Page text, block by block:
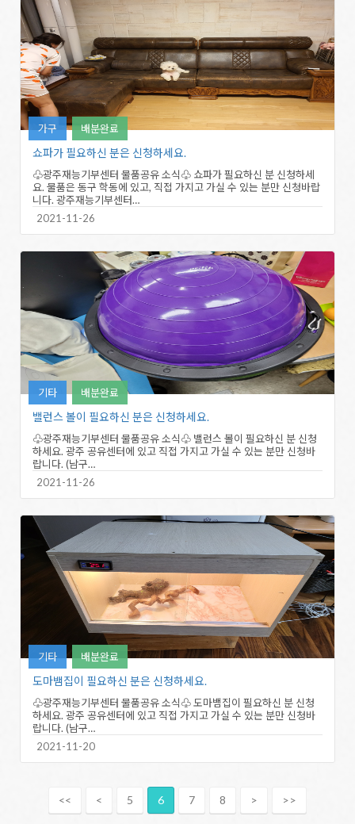
가구 배분완료
쇼파가 필요하신 분은 신청하세요.
♧광주재능기부센터 물품공유 소식♧ 쇼파가 필요하신 분 신청하세
요. 물품은 동구 학동에 있고, 직접 가지고 가실 수 있는 분만 신청바랍
니다. 광주재능기부센터…
2021-11-26
기타 배분완료
밸런스 볼이 필요하신 분은 신청하세요.
♧광주재능기부센터 물품공유 소식♧ 밸런스 볼이 필요하신 분 신청
하세요. 광주 공유센터에 있고 직접 가지고 가실 수 있는 분만 신청바
랍니다. (남구…
2021-11-26
기타 배분완료
도마뱀집이 필요하신 분은 신청하세요.
♧광주재능기부센터 물품공유 소식♧ 도마뱀집이 필요하신 분 신청
하세요. 광주 공유센터에 있고 직접 가지고 가실 수 있는 분만 신청바
랍니다. (남구…
2021-11-20
<< < 5 6 7 8 > >>